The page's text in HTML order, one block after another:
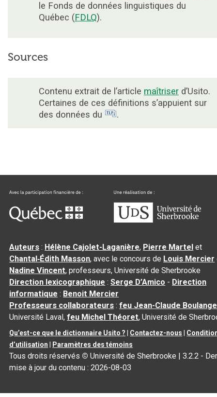
le Fonds de données linguistiques du
Québec (FDLQ).
Sources
Contenu extrait de l’article maîtriser d’Usito.
Certaines de ces définitions s’appuient sur
des données du
.
Auteurs : Hélène Cajolet-Laganière, Pierre Martel et
Chantal‑Édith Masson, avec le concours de Louis Mercier
Nadine Vincent, professeurs, Université de Sherbrooke
Direction lexicographique :Serge D’Amico - Direction
informatique : Benoit Mercier
Professeurs collaborateurs :feu Jean-Claude
Université Laval,feu Michel Théoret, Université de
Qu’est-ce que le dictionnaire Usito ? Contactez-nous
d’utilisation
Paramètres des témoins
Tous droits réservés © Université de Sherbrooke |3.2.2 -
mise à jour du contenu :2026-08-03